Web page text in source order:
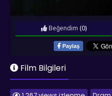
Paylaş
Beğendim (0)
Film Bilgileri